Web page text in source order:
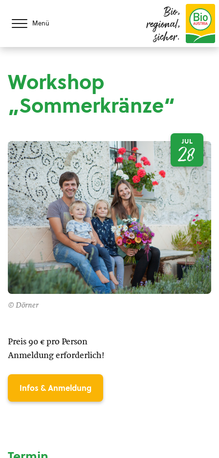
Menü
Bio,
regional,
sicher.
Workshop
„Sommerkränze“
© Dörner
JUL
28
Preis 90 € pro Person
Anmeldung erforderlich!
Infos & Anmeldung